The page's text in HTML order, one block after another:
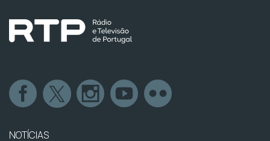
NOTÍCIAS